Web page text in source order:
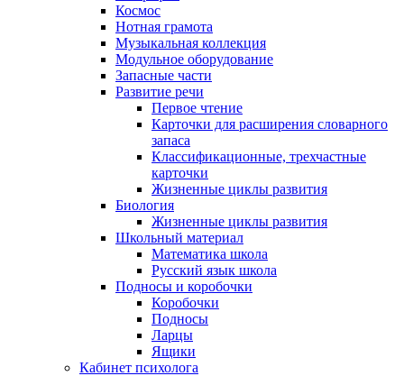
Космос
Нотная грамота
Музыкальная коллекция
Модульное оборудование
Запасные части
Развитие речи
Первое чтение
Карточки для расширения словарного
запаса
Классификационные, трехчастные
карточки
Жизненные циклы развития
Биология
Жизненные циклы развития
Школьный материал
Математика школа
Русский язык школа
Подносы и коробочки
Коробочки
Подносы
Ларцы
Ящики
Кабинет психолога